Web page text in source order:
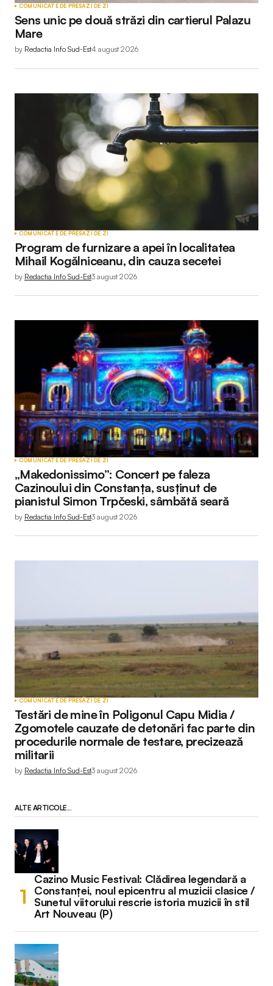
COMUNICATE DE PRESĂZI DE ZI
Sens unic pe două străzi din cartierul Palazu
Mare
by Redactia Info Sud-Est4 august 2026
COMUNICATE DE PRESĂZI DE ZI
Program de furnizare a apei în localitatea
Mihail Kogălniceanu, din cauza secetei
by Redactia Info Sud-Est3 august 2026
COMUNICATE DE PRESĂZI DE ZI
„Makedonissimo”: Concert pe faleza
Cazinoului din Constanța, susținut de
pianistul Simon Trpčeski, sâmbătă seară
by Redactia Info Sud-Est3 august 2026
COMUNICATE DE PRESĂZI DE ZI
Testări de mine în Poligonul Capu Midia /
Zgomotele cauzate de detonări fac parte din
procedurile normale de testare, precizează
militarii
by Redactia Info Sud-Est3 august 2026
ALTE ARTICOLE...
Cazino Music Festival: Clădirea legendară a
Constanței, noul epicentru al muzicii clasice /
Sunetul viitorului rescrie istoria muzicii în stil
Art Nouveau (P)